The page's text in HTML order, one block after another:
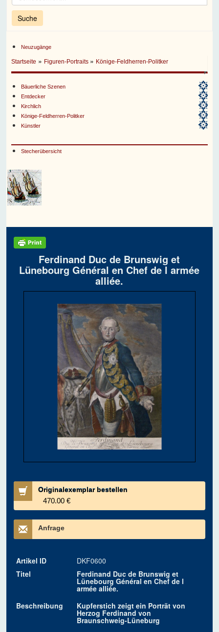
Neuzugänge
Startseite » Figuren-Portraits » Könige-Feldherren-Politker
Bäuerliche Szenen
Entdecker
Kirchlich
Könige-Feldherren-Politker
Künstler
Stecherübersicht
Ferdinand Duc de Brunswig et
Lünebourg Général en Chef de l armée
alliée.
Originalexemplar bestellen
470.00 €
Anfrage
Artikel ID
DKF0600
Titel
Ferdinand Duc de Brunswig et
Lünebourg Général en Chef de l
armée alliée.
Beschreibung
Kupferstich zeigt ein Porträt von
Herzog Ferdinand von
Braunschweig-Lüneburg